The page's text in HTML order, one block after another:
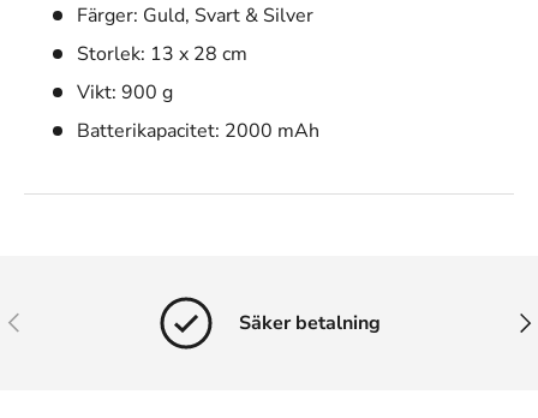
Färger: Guld, Svart & Silver
Storlek: 13 x 28 cm
Vikt: 900 g
Batterikapacitet: 2000 mAh
Tidigare Säker betalning